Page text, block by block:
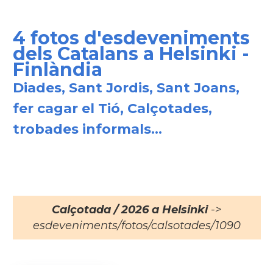
4 fotos d'esdeveniments
dels Catalans a Helsinki -
Finlàndia
Diades, Sant Jordis, Sant Joans,
fer cagar el Tió, Calçotades,
trobades informals...
Calçotada / 2026 a Helsinki->
esdeveniments/fotos/calsotades/1090